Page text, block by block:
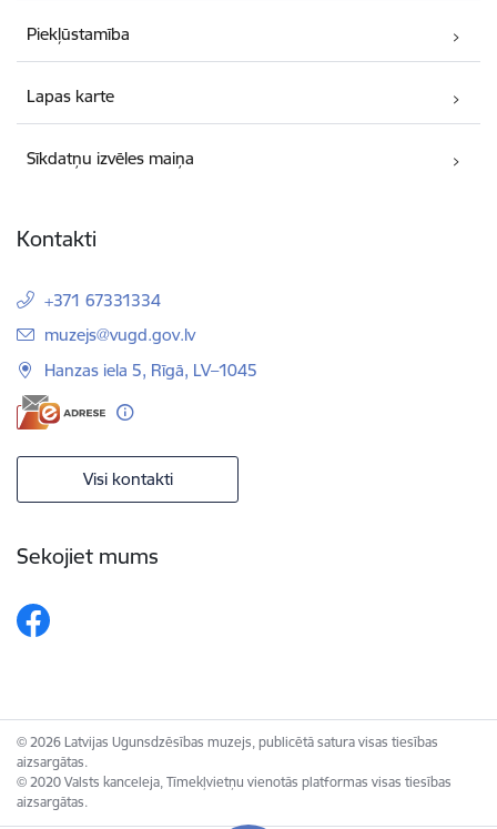
Piekļūstamība
Lapas karte
Sīkdatņu izvēles maiņa
Kontakti
+371 67331334
E-pasts:
muzejs@vugd.gov.lv
Hanzas iela 5, Rīgā, LV–1045
Visi kontakti
Sekojiet mums
© 2026 Latvijas Ugunsdzēsības muzejs, publicētā satura visas tiesības
aizsargātas.
© 2020 Valsts kanceleja, Tīmekļvietņu vienotās platformas visas tiesības
aizsargātas.